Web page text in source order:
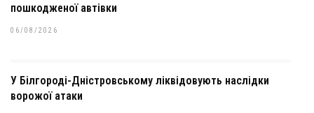
пошкодженої автівки
06/08/2026
У Білгороді-Дністровському ліквідовують наслідки
ворожої атаки